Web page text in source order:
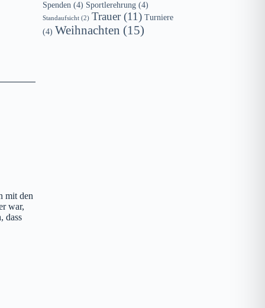
mit den
war,
dass
Spenden(4) Sportlerehrung(4)
Standaufsicht(2) Trauer(11) Turniere
(4) Weihnachten (15)